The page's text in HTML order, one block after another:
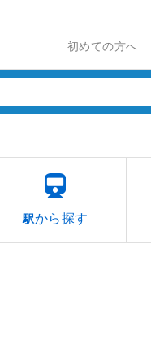
初めての方へ
駅から探す